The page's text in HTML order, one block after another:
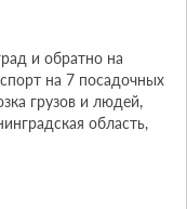
и обратно на
на 7 посадочных
грузов и людей,
область,